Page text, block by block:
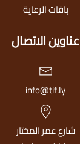
باقات الرعاية
عناوين الاتصال
info@tif.ly
شارع عمر المختار